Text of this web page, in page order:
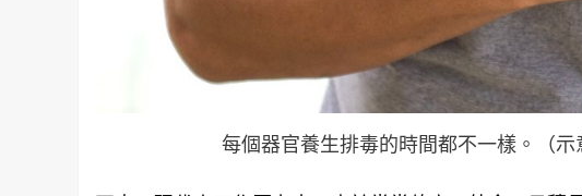
每個器官養生排毒的時間都不一樣。（